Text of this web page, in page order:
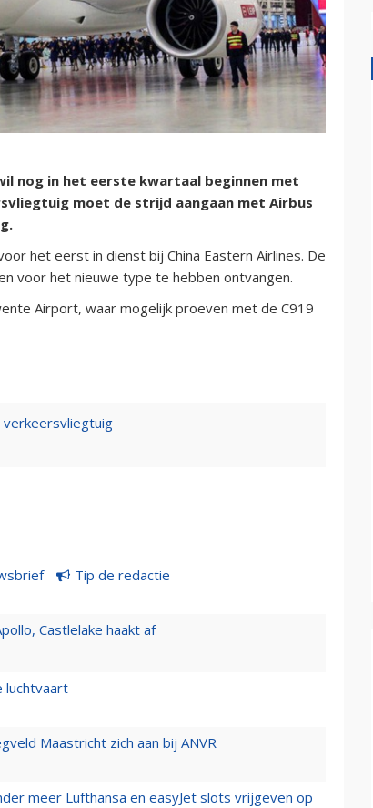
nog in het eerste kwartaal beginnen met
moet de strijd aangaan met Airbus
het eerst in dienst bij China Eastern Airlines. De
voor het nieuwe type te hebben ontvangen.
Airport, waar mogelijk proeven met de C919
Tip de redactie
Castlelake haakt af
luchtvaart
Maastricht zich aan bij ANVR
meer Lufthansa en easyJet slots vrijgeven op